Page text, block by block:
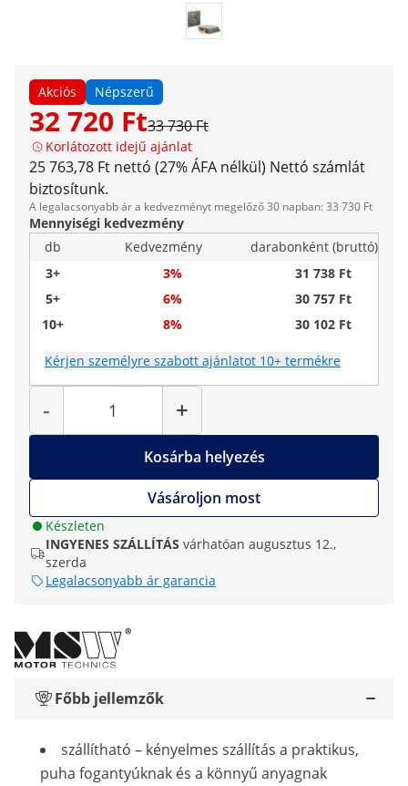
Akciós Népszerű
32 720 Ft33 730 Ft
Korlátozott idejű ajánlat
25 763,78 Ft nettó (27% ÁFA nélkül) Nettó számlát
biztosítunk.
A legalacsonyabb ár a kedvezményt megelőző 30 napban: 33 730 Ft
Mennyiségi kedvezmény
db
Kedvezmény
darabonként (bruttó)
3+
3%
31 738 Ft
5+
6%
30 757 Ft
10+
8% 30 102 Ft
Kérjen személyre szabott ajánlatot 10+ termékre
-
Mennyiség
+
Kosárba helyezés
Vásároljon most
Készleten
INGYENES SZÁLLÍTÁS várhatóan augusztus 12.,
szerda
Legalacsonyabb ár garancia
Főbb jellemzők
szállítható – kényelmes szállítás a praktikus,
puha fogantyúknak és a könnyű anyagnak